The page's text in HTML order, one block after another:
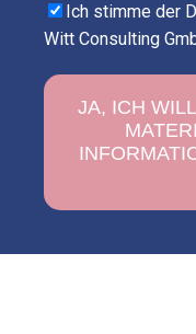
Ich stimme der
Witt Consulting